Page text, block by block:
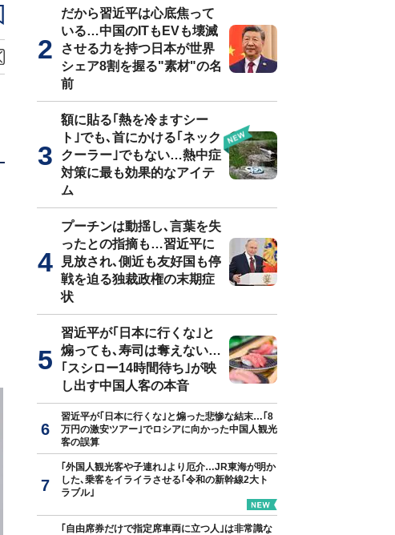
だから習近平は心底焦って
いる…中国のITもEVも壊滅
させる力を持つ日本が世界
シェア8割を握る"素材"の名
前
額に貼る｢熱を冷ますシー
ト｣でも､首にかける｢ネック
クーラー｣でもない…熱中症
対策に最も効果的なアイテ
ム
プーチンは動揺し､言葉を失
ったとの指摘も…習近平に
見放され､側近も友好国も停
戦を迫る独裁政権の末期症
状
習近平が｢日本に行くな｣と
煽っても､寿司は奪えない…
｢スシロー14時間待ち｣が映
し出す中国人客の本音
習近平が｢日本に行くな｣と煽った悲惨な結末…｢8
万円の激安ツアー｣でロシアに向かった中国人観光
客の誤算
｢外国人観光客や子連れ｣より厄介…JR東海が明か
した､乗客をイライラさせる｢令和の新幹線2大ト
ラブル｣
｢自由席券だけで指定席車両に立つ人｣は非常識な